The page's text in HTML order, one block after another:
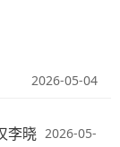
2026-05-04
李晓 2026-05-